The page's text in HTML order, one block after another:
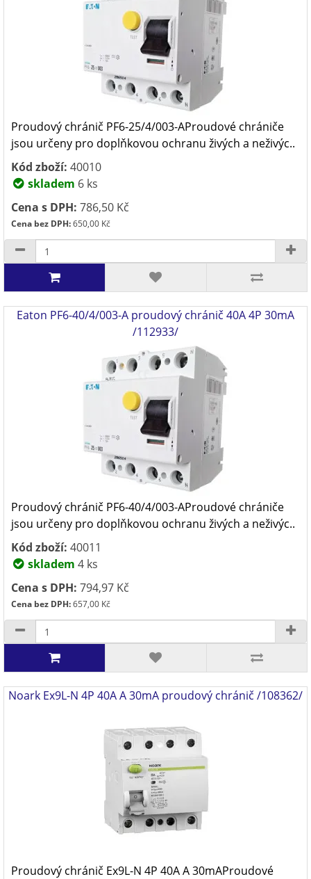
Proudový chránič PF6-25/4/003-AProudové chrániče
jsou určeny pro doplňkovou ochranu živých a neživýc..
Kód zboží: 40010
skladem 6 ks
Cena s DPH: 786,50 Kč
Cena bez DPH:650,00 Kč
Eaton PF6-40/4/003-A proudový chránič 40A 4P 30mA
/112933/
Proudový chránič PF6-40/4/003-AProudové chrániče
jsou určeny pro doplňkovou ochranu živých a neživýc..
Kód zboží: 40011
skladem 4 ks
Cena s DPH: 794,97 Kč
Cena bez DPH:657,00 Kč
Noark Ex9L-N 4P 40A A 30mA proudový chránič /108362/
Proudový chránič Ex9L-N 4P 40A A 30mAProudové